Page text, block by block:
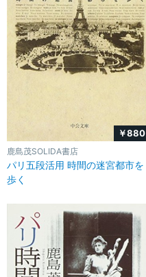
￥880
鹿島茂SOLIDA書店
パリ五段活用 時間の迷宮都市を
歩く